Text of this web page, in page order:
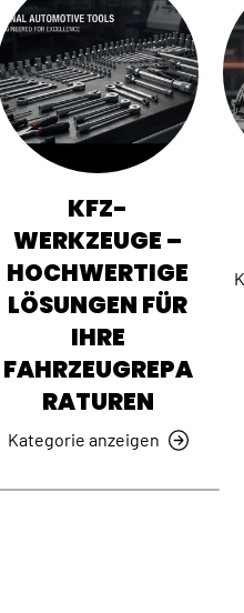
KFZ-
WERKZEUGE –
HOCHWERTIGE
LÖSUNGEN FÜR
IHRE
FAHRZEUGREPA
RATUREN
Kategorie anzeigen